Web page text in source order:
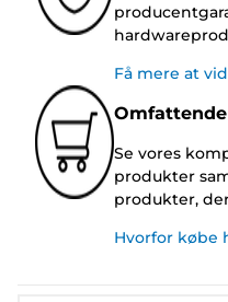
Få mere at
Se vores
produkter
produkter,
Hvorfor købe